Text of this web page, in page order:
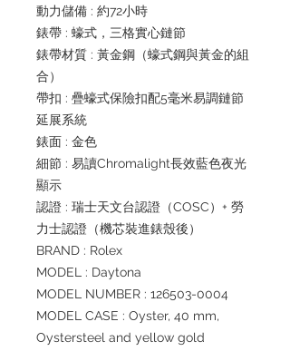
動力儲備 : 約72小時
錶帶 : 蠔式，三格實心鏈節
錶帶材質 : 黃金鋼（蠔式鋼與黃金的組
合）
帶扣 : 疊蠔式保險扣配5毫米易調鏈節
延展系統
錶面 : 金色
細節 : 易讀Chromalight長效藍色夜光
顯示
認證 : 瑞士天文台認證（COSC）+ 勞
力士認證（機芯裝進錶殼後）
BRAND : Rolex
MODEL : Daytona
MODEL NUMBER : 126503-0004
MODEL CASE : Oyster, 40 mm,
Oystersteel and yellow gold